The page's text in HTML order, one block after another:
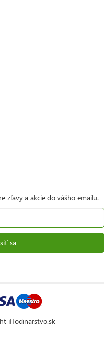
zľavy a akcie do vášho emailu.
sa
iHodinarstvo.sk